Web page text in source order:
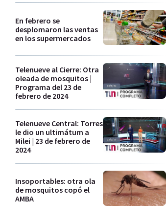
En febrero se
desplomaron las ventas
en los supermercados
Telenueve al Cierre: Otra
oleada de mosquitos |
Programa del 23 de
febrero de 2024
Telenueve Central: Torres
le dio un ultimátum a
Milei | 23 de febrero de
2024
Insoportables: otra ola
de mosquitos copó el
AMBA